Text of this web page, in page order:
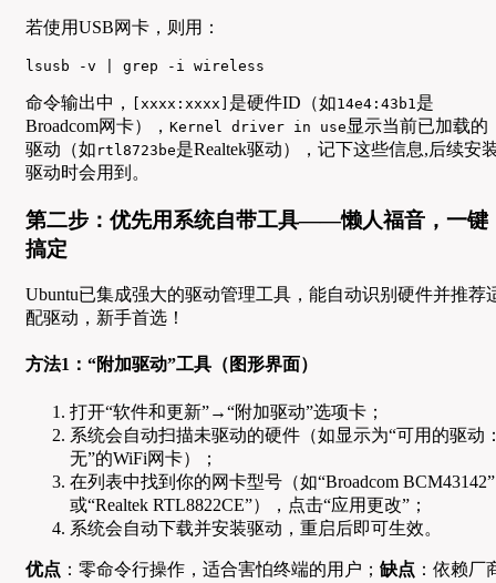
若使用USB网卡，则用：
lsusb -v | grep -i wireless
命令输出中， [xxxx:xxxx] 是硬件ID（如14e4:43b1 是
Broadcom网卡）， Kernel driver in use 显示当前已加载的
驱动（如 rtl8723be是Realtek驱动），记下这些信息,后续安
驱动时会用到。
第二步：优先用系统自带工具——懒人福音，一键
搞定
Ubuntu已集成强大的驱动管理工具，能自动识别硬件并推荐
配驱动，新手首选！
方法1：“附加驱动”工具（图形界面）
打开“软件和更新”→“附加驱动”选项卡；
系统会自动扫描未驱动的硬件（如显示为“可用的驱动
无”的WiFi网卡）；
在列表中找到你的网卡型号（如“Broadcom BCM43142”
或“Realtek RTL8822CE”），点击“应用更改”；
系统会自动下载并安装驱动，重启后即可生效。
优点 ：零命令行操作，适合害怕终端的用户； 缺点 ：依赖厂